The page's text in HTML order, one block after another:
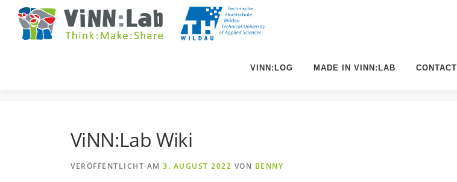
Inhalt
springen
VINN:LOG MADE IN VINN:LAB CONTACT
ViNN:Lab Wiki
VERÖFFENTLICHT AM 3. AUGUST 2022 VON BENNY